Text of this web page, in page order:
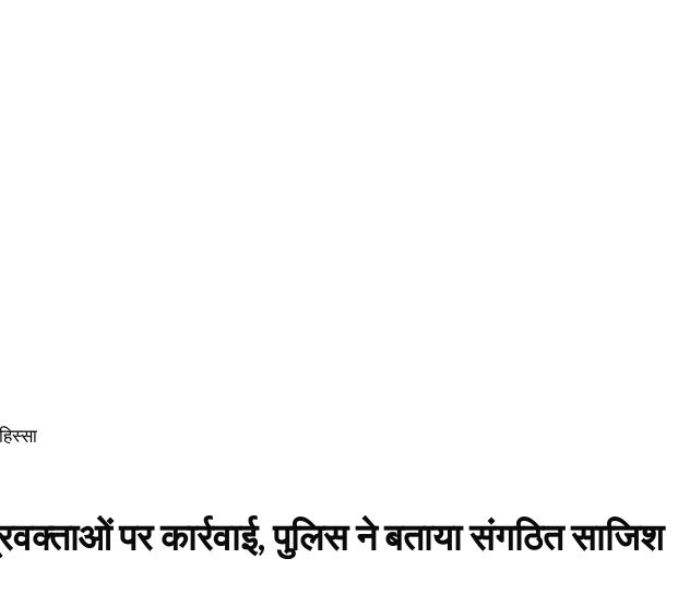
पर कार्रवाई, पुलिस ने बताया संगठित साजिश